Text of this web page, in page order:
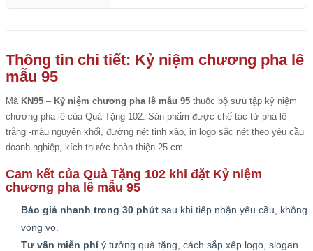
Thông tin chi tiết: Kỷ niệm chương pha lê
mẫu 95
Mã KN95 – Kỷ niệm chương pha lê mẫu 95 thuộc bộ sưu tập kỷ niệm
chương pha lê của Quà Tặng 102. Sản phẩm được chế tác từ pha lê
trắng -màu nguyên khối, đường nét tinh xảo, in logo sắc nét theo yêu cầu
doanh nghiệp, kích thước hoàn thiện 25 cm.
Cam kết của Quà Tặng 102 khi đặt Kỷ niệm
chương pha lê mẫu 95
Báo giá nhanh trong 30 phút sau khi tiếp nhận yêu cầu, không
vòng vo.
Tư vấn miễn phíý tưởng quà tặng, cách sắp xếp logo, slogan